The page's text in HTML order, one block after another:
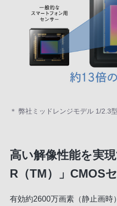
＊ 弊社ミッドレンジモデル 1/2.3
高い解像性能を実
R（TM）」CMOS
有効約2600万画素（静止画時